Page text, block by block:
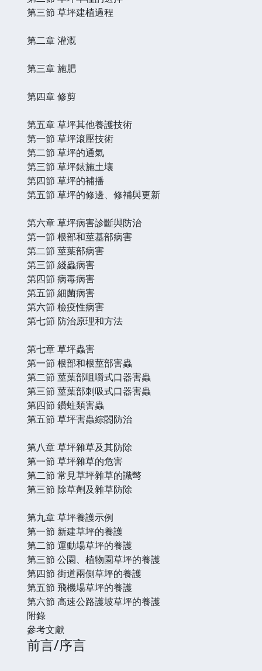
第三節 草坪建植過程
第二章 灌溉
第三章 施肥
第四章 修剪
第五章 草坪其他養護技術
第一節 草坪滾壓技術
第二節 草坪的通氣
第三節 草坪錶施土壤
第四節 草坪的補播
第五節 草坪的修邊、修補與更新
第六章 草坪病害診斷與防治
第一節 根部和莖基部病害
第二節 莖葉部病害
第三節 綫蟲病害
第四節 病毒病害
第五節 細菌病害
第六節 檢疫性病害
第七節 防治原理和方法
第七章 草坪蟲害
第一節 根部和根莖部害蟲
第二節 莖葉部咀嚼式口器害蟲
第三節 莖葉部刺吸式口器害蟲
第四節 鑽蛀類害蟲
第五節 草坪害蟲綜閤防治
第八章 草坪雜草及其防除
第一節 草坪雜草的危害
第二節 常見草坪雜草的識彆
第三節 除草劑及雜草防除
第九章 草坪養護示例
第一節 新建草坪的養護
第二節 運動場草坪的養護
第三節 公園、植物園草坪的養護
第四節 街道兩側草坪的養護
第五節 飛機場草坪的養護
第六節 高速公路護坡草坪的養護
附錄
參考文獻
前言/序言